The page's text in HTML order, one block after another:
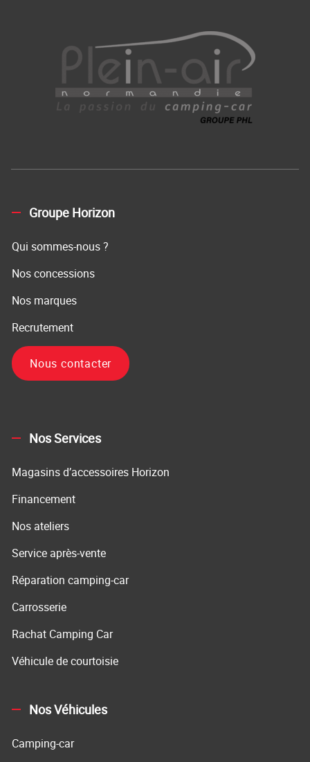
Groupe Horizon
Qui sommes-nous ?
Nos concessions
Nos marques
Recrutement
Nous contacter
Nos Services
Magasins d’accessoires Horizon
Financement
Nos ateliers
Service après-vente
Réparation camping-car
Carrosserie
Rachat Camping Car
Véhicule de courtoisie
Nos Véhicules
Camping-car